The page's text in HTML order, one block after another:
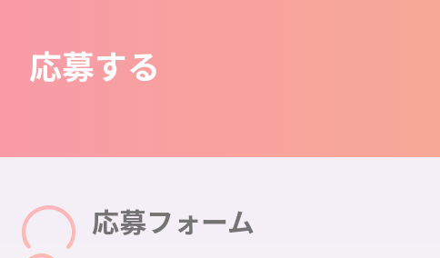
応募する
応募フォーム